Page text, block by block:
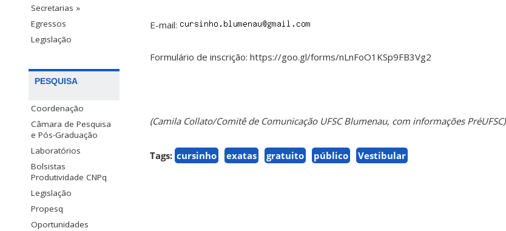
Secretarias »
Egressos
Legislação
PESQUISA
Coordenação
Câmara de Pesquisa
e Pós-Graduação
Laboratórios
Bolsistas
Produtividade CNPq
Legislação
Propesq
Oportunidades
E-mail:
Formulário de inscrição: https://goo.gl/forms/nLnFoO1KSp9FB3Vg2
(Camila Collato/Comitê de Comunicação UFSC Blumenau, com informações PréUFSC)
Tags: cursinho exatas gratuito público Vestibular